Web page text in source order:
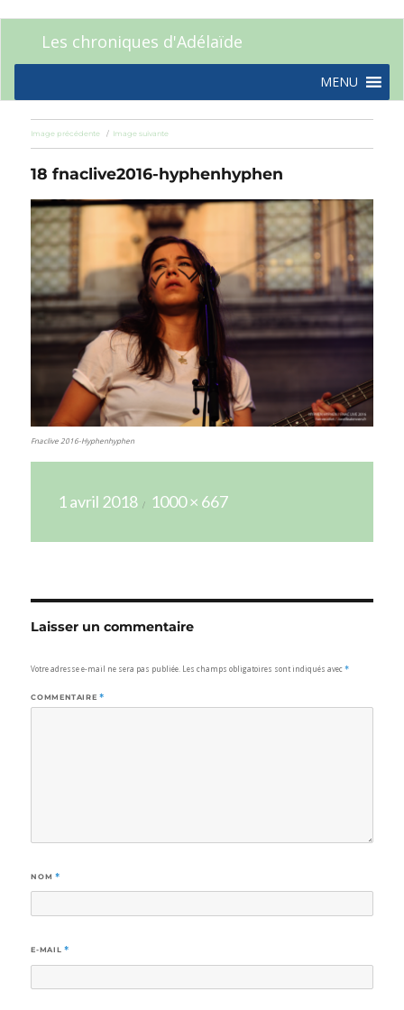
Les chroniques d'Adélaïde
MENU
Image précédente Image suivante
18 fnaclive2016-hyphenhyphen
Fnaclive 2016-Hyphenhyphen
le
1 avril 2018
réelle
1000 × 667
Laisser un commentaire
Votre adresse e-mail ne sera pas publiée. Les champs obligatoires sont indiqués avec*
COMMENTAIRE *
NOM *
E-MAIL *